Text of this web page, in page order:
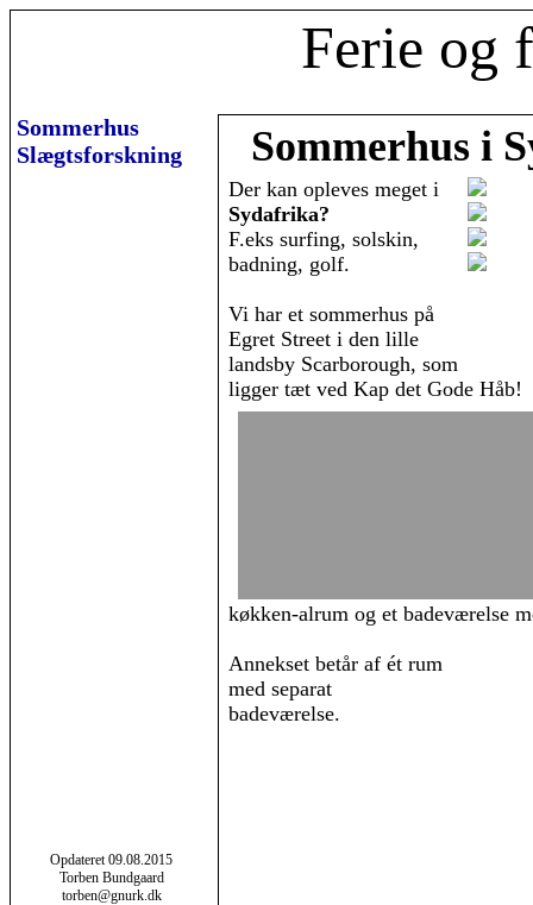
Ferie og
Sommerhus
Slægtsforskning
Opdateret 09.08.2015
Torben Bundgaard
torben@gnurk.dk
Sommerhus i
Der kan opleves meget i
Sydafrika?
F.eks surfing, solskin,
badning, golf.
Vi har et sommerhus på
Egret Street i den lille
landsby Scarborough, som
ligger tæt ved Kap det Gode Håb!
køkken-alrum og et badeværelse
Annekset betår af ét rum
med separat
badeværelse.